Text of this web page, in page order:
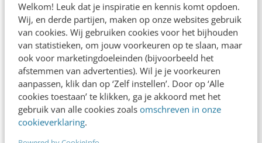
Welkom! Leuk dat je inspiratie en kennis komt opdoen.
Wij, en derde partijen, maken op onze websites gebruik
van cookies. Wij gebruiken cookies voor het bijhouden
van statistieken, om jouw voorkeuren op te slaan, maar
ook voor marketingdoeleinden (bijvoorbeeld het
afstemmen van advertenties). Wil je je voorkeuren
aanpassen, klik dan op ‘Zelf instellen’. Door op ‘Alle
cookies toestaan’ te klikken, ga je akkoord met het
gebruik van alle cookies zoals omschreven in onze
cookieverklaring.
CONTENT & COMMUNICATIE
De 9 meest opvallende media-momenten
van 2024 [tot nu toe]